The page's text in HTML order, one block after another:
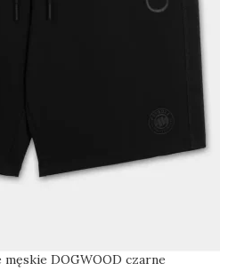
DOGWOOD czarne